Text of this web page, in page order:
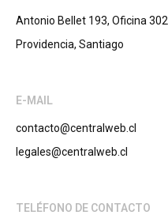
Antonio Bellet 193, Oficina 302
Providencia, Santiago
E-MAIL
contacto@centralweb.cl
legales@centralweb.cl
TELÉFONO DE CONTACTO